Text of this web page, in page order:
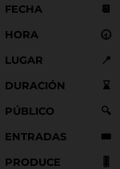
FECHA 📆
HORA
🕣
LUGAR
📍
DURACIÓN
⌛
PÚBLICO
🔍
ENTRADAS
🎟️
PRODUCE